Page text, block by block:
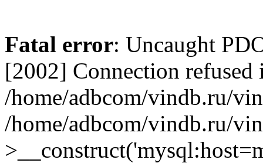
Fatal error: Uncaught
[2002] Connection refused
/home/adbcom/vindb.ru/
/home/adbcom/vindb.ru/